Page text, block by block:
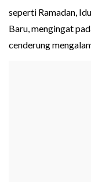
seperti Ramadan,
Baru, mengingat
cenderung